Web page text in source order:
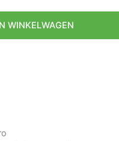
WINKELWAGEN